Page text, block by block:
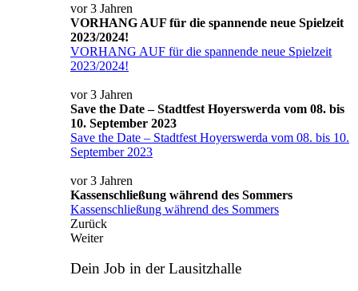
vor 3 Jahren
VORHANG AUF für die spannende neue Spielzeit
2023/2024!
VORHANG AUF für die spannende neue Spielzeit
2023/2024!
vor 3 Jahren
Save the Date – Stadtfest Hoyerswerda vom 08. bis
10. September 2023
Save the Date – Stadtfest Hoyerswerda vom 08. bis 10.
September 2023
vor 3 Jahren
Kassenschließung während des Sommers
Kassenschließung während des Sommers
Zurück
Weiter
Dein Job in der Lausitzhalle